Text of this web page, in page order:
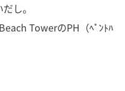
し。
TowerのPH（ﾍﾟﾝﾄﾊ